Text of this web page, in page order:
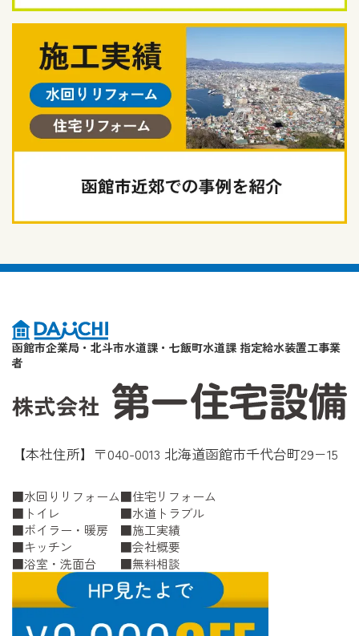
函館市企業局・北斗市水道課・七飯町水道課 指定給水装置工事業
者
【本社住所】〒040-0013 北海道函館市千代台町29−15
水回りリフォーム
トイレ
ボイラー・暖房
キッチン
浴室・洗面台
住宅リフォーム
水道トラブル
施工実績
会社概要
無料相談